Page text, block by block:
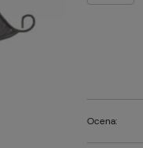
Ocena: